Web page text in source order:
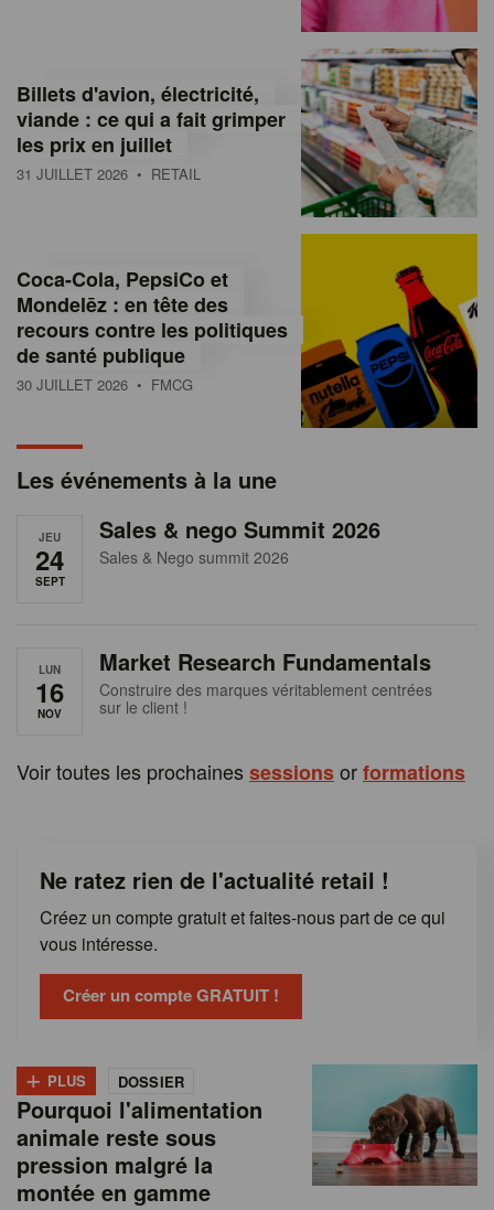
s
s
u
e
e
a
Billets d'avion, électricité,
viande : ce qui a fait grimper
les prix en juillet
31 JUILLET 2026 • RETAIL
Coca-Cola, PepsiCo et
Mondelēz : en tête des
recours contre les politiques
de santé publique
30 JUILLET 2026 • FMCG
Les événements à la une
JEU
24
SEPT
Sales & nego Summit 2026
Sales & Nego summit 2026
LUN
16
NOV
Market Research Fundamentals
Construire des marques véritablement centrées
sur le client !
Voir toutes les prochaines sessionsorformations
Ne ratez rien de l'actualité retail !
Créez un compte gratuit et faites-nous part de ce qui
vous intéresse.
Créer un compte GRATUIT !
+ PLUS DOSSIER
Pourquoi l'alimentation
animale reste sous
pression malgré la
montée en gamme